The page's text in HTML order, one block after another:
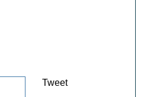
Tweet